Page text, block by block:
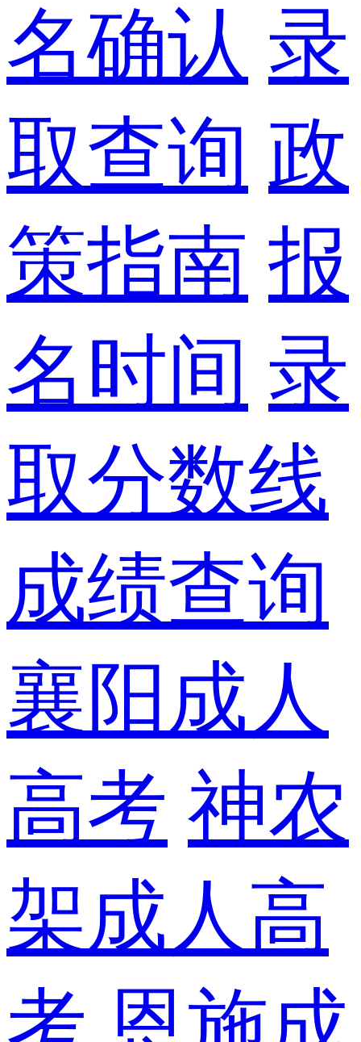
名确认 录
取查询 政
策指南 报
名时间 录
取分数线
成绩查询
襄阳成人
高考 神农
架成人高